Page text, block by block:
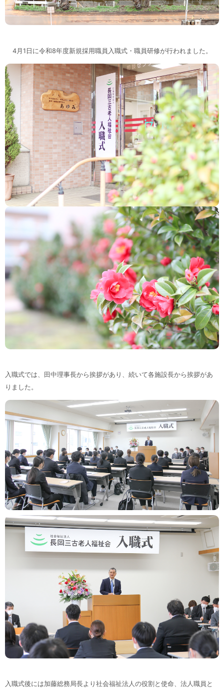
4月1日に令和8年度新規採用職員入職式・職員研修が行われました。
入職式では、田中理事長から挨拶があり、続いて各施設長から挨拶があ
りました。
入職式後には加藤総務局長より社会福祉法人の役割と使命、法人職員と